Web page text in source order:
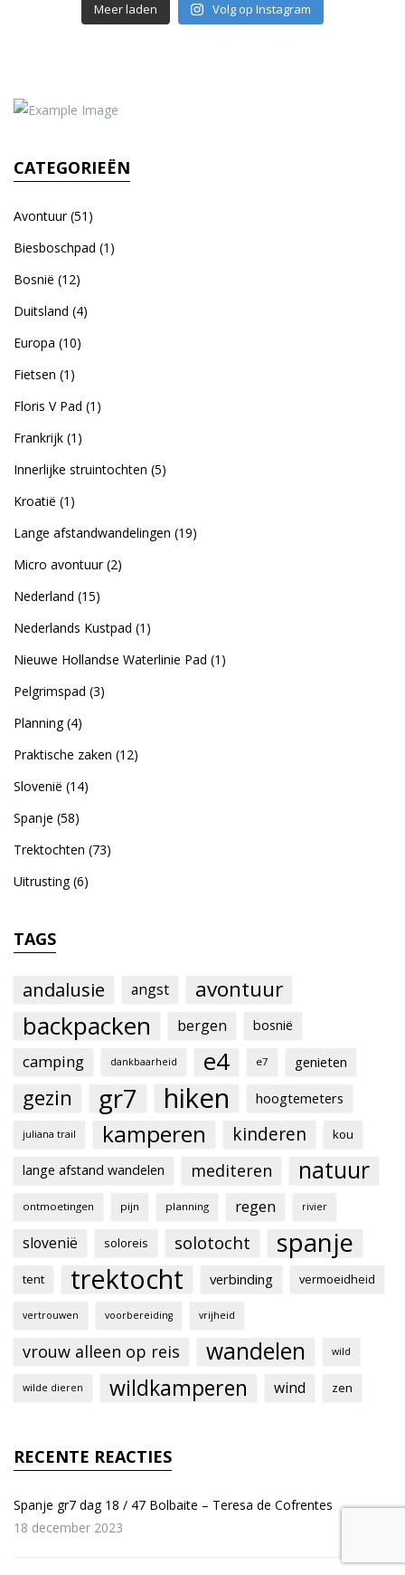
Meer laden Volg op Instagram
CATEGORIEËN
Avontuur(51)
Biesboschpad (1)
Bosnië (12)
Duitsland (4)
Europa (10)
Fietsen (1)
Floris V Pad (1)
Frankrijk (1)
Innerlijke struintochten (5)
Kroatië (1)
Lange afstandwandelingen (19)
Micro avontuur(2)
Nederland (15)
Nederlands Kustpad (1)
Nieuwe Hollandse Waterlinie Pad (1)
Pelgrimspad (3)
Planning(4)
Praktische zaken (12)
Slovenië (14)
Spanje (58)
Trektochten (73)
Uitrusting(6)
TAGS
andalusie angst avontuur
backpacken bergen bosnië
camping dankbaarheid e4 e7 genieten
gezin gr7 hiken hoogtemeters
juliana trail kamperen kinderen kou
lange afstand wandelen mediteren natuur
ontmoetingen pijn planning regen rivier
slovenië soloreis solotocht spanje
tent trektocht verbinding vermoeidheid
vertrouwen voorbereiding vrijheid
vrouw alleen op reis wandelen wild
wilde dieren wildkamperen wind zen
RECENTE REACTIES
Spanje gr7 dag 18 / 47 Bolbaite – Teresa de Cofrentes
18 december 2023